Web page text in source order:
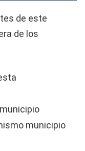
de este
de los
municipio